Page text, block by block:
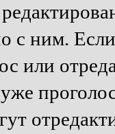
с ним.
или